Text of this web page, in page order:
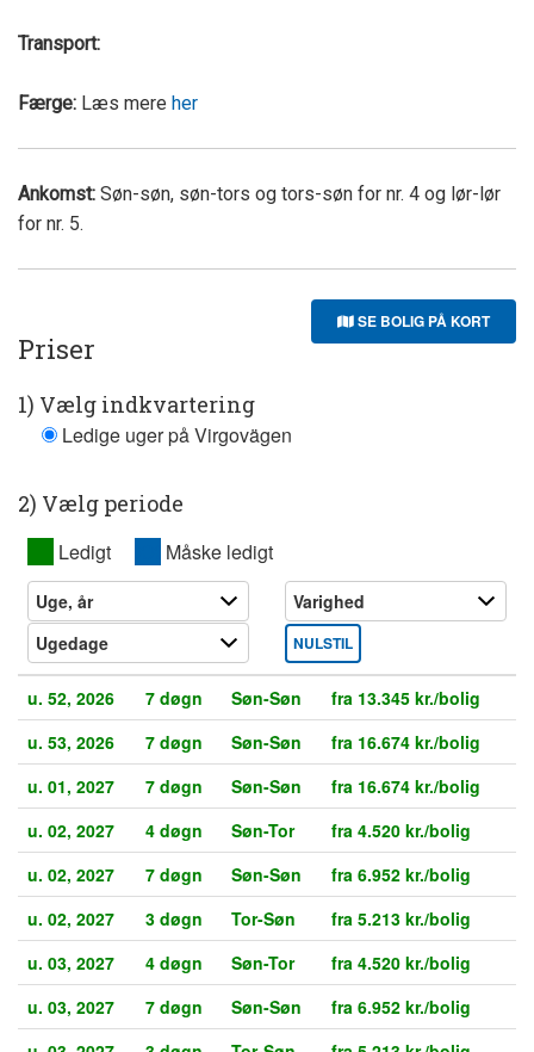
Transport:
Færge: Læs mere her
Ankomst: Søn-søn, søn-tors og tors-søn for nr. 4 og lør-lør
for nr. 5.
SE BOLIG PÅ KORT
Priser
1) Vælg indkvartering
Ledige uger på Virgovägen
2) Vælg periode
Ledigt Måske ledigt
NULSTIL
u. 52, 2026 7 døgn Søn-Søn
fra 13.345 kr./bolig
u. 53, 2026
7 døgn Søn-Søn
fra 16.674 kr./bolig
u. 01, 2027
7 døgn Søn-Søn
fra 16.674 kr./bolig
u. 02, 2027
4 døgn Søn-Tor
fra 4.520 kr./bolig
u. 02, 2027
7 døgn Søn-Søn
fra 6.952 kr./bolig
u. 02, 2027
3 døgn Tor-Søn
fra 5.213 kr./bolig
u. 03, 2027
4 døgn Søn-Tor
fra 4.520 kr./bolig
u. 03, 2027
7 døgn Søn-Søn
fra 6.952 kr./bolig